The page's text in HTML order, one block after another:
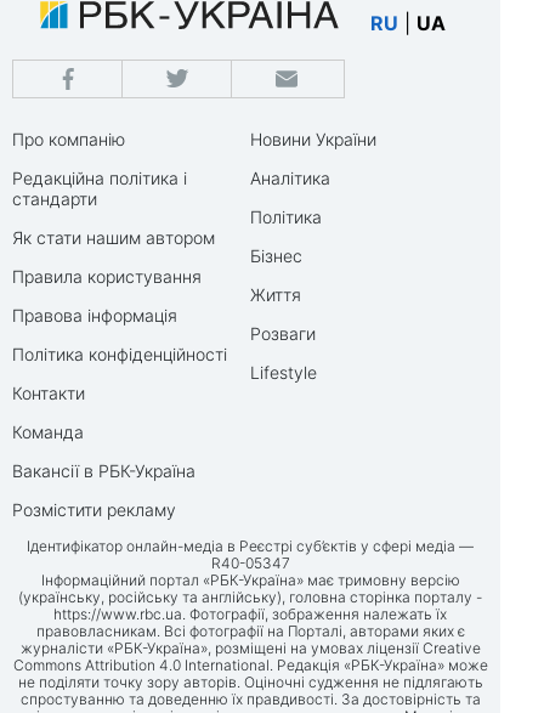
RU UA
Про компанію
Редакційна політика і
стандарти
Як стати нашим автором
Правила користування
Правова інформація
Політика конфіденційності
Контакти
Команда
Вакансії в РБК-Україна
Розмістити рекламу
Новини України
Аналітика
Політика
Бізнес
Життя
Розваги
Lifestyle
Ідентифікатор онлайн-медіа в Реєстрі суб’єктів у сфері медіа —
R40-05347
Інформаційний портал «РБК-Україна» має тримовну версію
(українську, російську та англійську), головна сторінка порталу -
https://www.rbc.ua. Фотографії, зображення належать їх
правовласникам. Всі фотографії на Порталі, авторами яких є
журналісти «РБК-Україна», розміщені на умовах ліцензії Creative
Commons Attribution 4.0 International. Редакція «РБК-Україна» може
не поділяти точку зору авторів. Оціночні судження не підлягають
спростуванню та доведенню їх правдивості. За достовірність та